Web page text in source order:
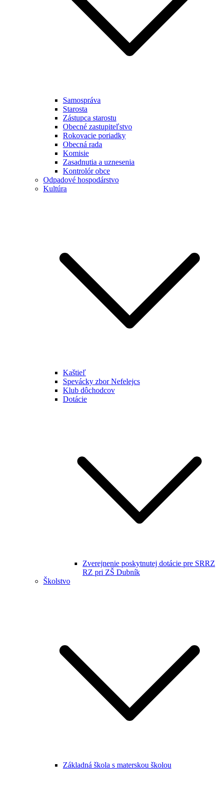
Samospráva
Starosta
Zástupca starostu
Obecné zastupiteľstvo
Rokovacie poriadky
Obecná rada
Komisie
Zasadnutia a uznesenia
Kontrolór obce
Odpadové hospodárstvo
Kultúra
Kaštieľ
Spevácky zbor Nefelejcs
Klub dôchodcov
Dotácie
Zverejnenie poskytnutej dotácie pre SRRZ
RZ pri ZŠ Dubník
Školstvo
Základná škola s materskou školou